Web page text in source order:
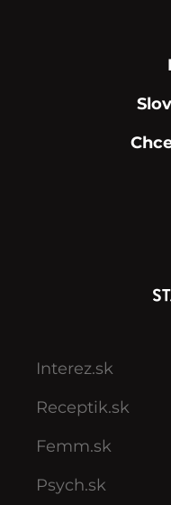
Interez.sk
Receptik.sk
Femm.sk
Psych.sk